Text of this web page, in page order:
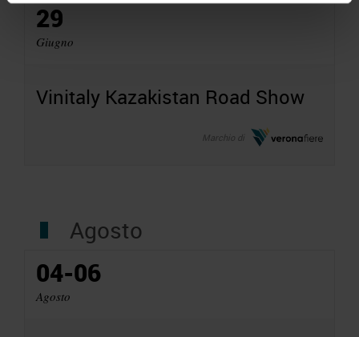
29
Giugno
Vinitaly Kazakistan Road Show
Marchio di
Agosto
04-06
Agosto